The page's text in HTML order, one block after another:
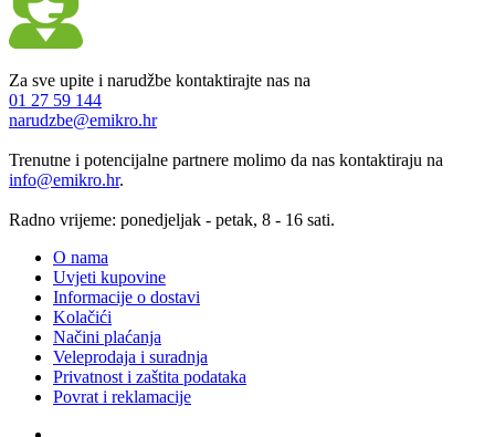
Za sve upite i narudžbe kontaktirajte nas na
01 27 59 144
narudzbe@emikro.hr
Trenutne i potencijalne partnere molimo da nas kontaktiraju na
info@emikro.hr.
Radno vrijeme: ponedjeljak - petak, 8 - 16 sati.
O nama
Uvjeti kupovine
Informacije o dostavi
Kolačići
Načini plaćanja
Veleprodaja i suradnja
Privatnost i zaštita podataka
Povrat i reklamacije